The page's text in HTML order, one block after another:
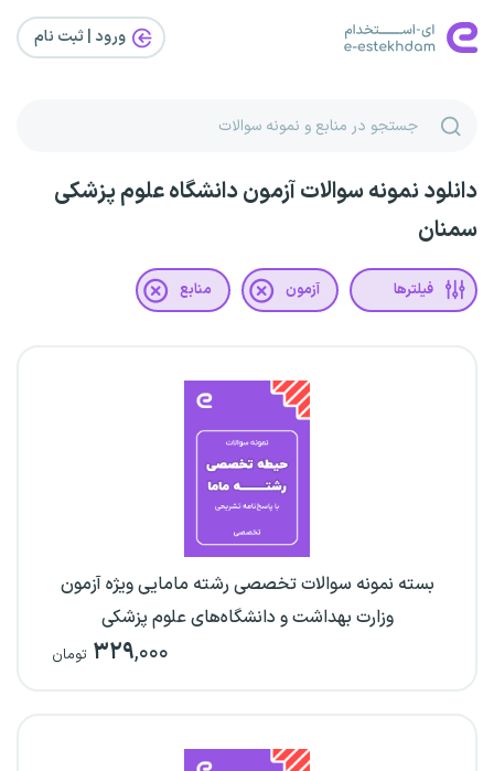
ورود | ثبت‌ نام
دانلود نمونه سوالات آزمون دانشگاه علوم پزشکی
سمنان
فیلترها آزمون منابع
بسته نمونه سوالات تخصصی رشته مامایی ویژه آزمون
وزارت بهداشت و دانشگاه‌های علوم پزشکی
۳۲۹,۰۰۰ تومان